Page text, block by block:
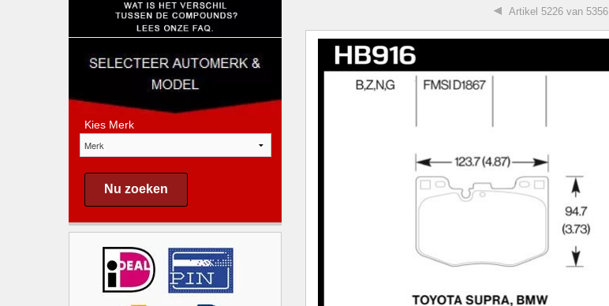
Kies Merk
Nu zoeken
Artikel 5226 van 5356